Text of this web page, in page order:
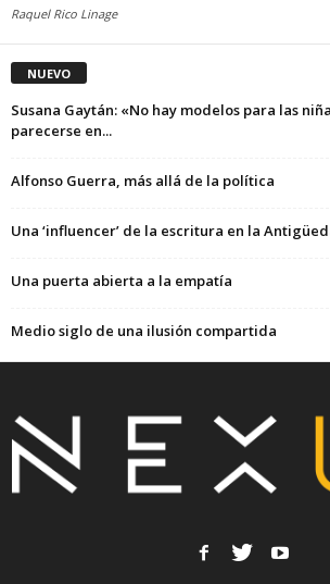
Raquel Rico Linage
NUEVO
Susana Gaytán: «No hay modelos para las
parecerse en...
Alfonso Guerra, más allá de la política
Una ‘influencer’ de la escritura en la
Una puerta abierta a la empatía
Medio siglo de una ilusión compartida